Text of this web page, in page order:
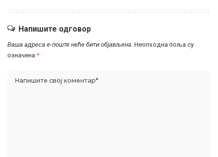
Напишите одговор
Ваша адреса е-поште неће бити објављена. Неопходна поља су
означена *